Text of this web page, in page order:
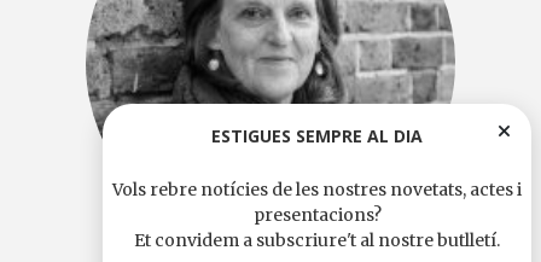
ESTIGUES SEMPRE AL DIA
Vols rebre notícies de les nostres novetats, actes i
presentacions?
Et convidem a subscriure't al nostre butlletí.